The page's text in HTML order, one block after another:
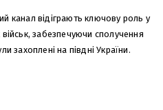
канал відіграють ключову роль у
військ, забезпечуючи сполучення
захоплені на півдні України.